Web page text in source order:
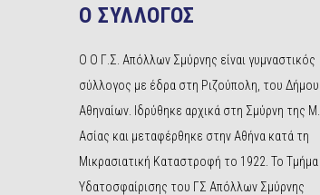
Ο ΣΥΛΛΟΓΟΣ
Ο Ο Γ.Σ. Απόλλων Σμύρνης είναι γυμναστικός
σύλλογος με έδρα στη Ριζούπολη, του Δήμου
Αθηναίων. Ιδρύθηκε αρχικά στη Σμύρνη της Μ.
Ασίας και μεταφέρθηκε στην Αθήνα κατά τη
Μικρασιατική Καταστροφή το 1922. Το Τμήμα
Υδατοσφαίρισης του ΓΣ Απόλλων Σμύρνης